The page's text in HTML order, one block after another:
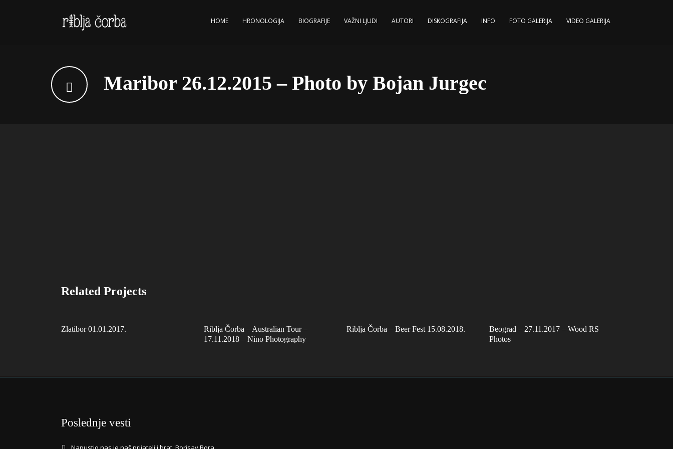
HOME HRONOLOGIJA BIOGRAFIJE VAŽNI LJUDI AUTORI DISKOGRAFIJA INFO FOTO GALERIJA VIDEO GALERIJA
Maribor 26.12.2015 – Photo by Bojan Jurgec
Related Projects
Zlatibor 01.01.2017.
Riblja Čorba – Australian Tour –
17.11.2018 – Nino Photography
Riblja Čorba – Beer Fest 15.08.2018.
Beograd – 27.11.2017 – Wood RS
Photos
Poslednje vesti